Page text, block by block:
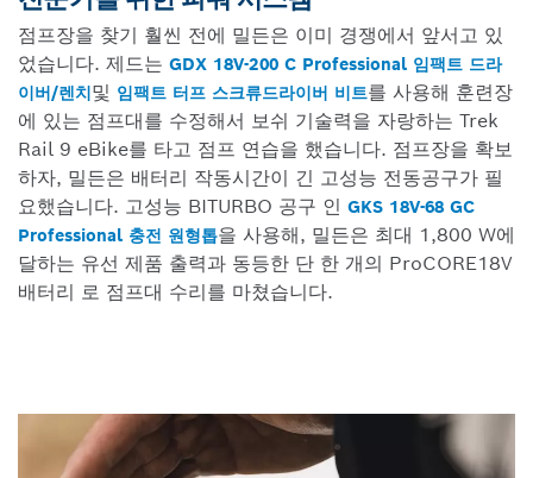
점프장을 찾기 훨씬 전에 밀든은 이미 경쟁에서 앞서고 있
었습니다. 제드는 GDX 18V-200 C Professional 임팩트 드라
이버/렌치및 임팩트 터프 스크류드라이버 비트를 사용해 훈련장
에 있는 점프대를 수정해서 보쉬 기술력을 자랑하는 Trek
Rail 9 eBike를 타고 점프 연습을 했습니다. 점프장을 확보
하자, 밀든은 배터리 작동시간이 긴 고성능 전동공구가 필
요했습니다. 고성능 BITURBO 공구 인 GKS 18V-68 GC
Professional 충전 원형톱을 사용해, 밀든은 최대 1,800 W에
달하는 유선 제품 출력과 동등한 단 한 개의 ProCORE18V
배터리 로 점프대 수리를 마쳤습니다.